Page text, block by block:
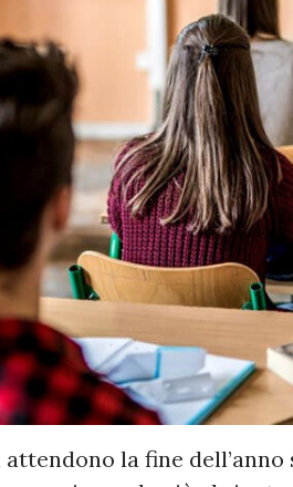
la fine dell’anno